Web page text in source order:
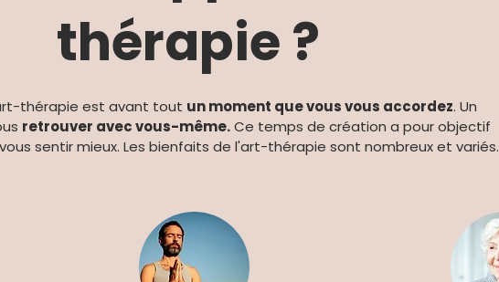
thérapie ?
thérapie est avant tout un moment que vous vous accordez. Un
retrouver avec vous-même.Ce temps de création a pour objectif
sentir mieux. Les bienfaits de l'art-thérapie sont nombreux et variés.